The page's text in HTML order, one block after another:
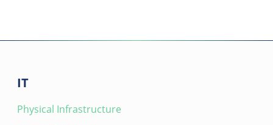
IT
Physical Infrastructure